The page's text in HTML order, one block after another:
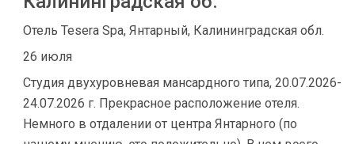
Отель Tesera Spa, Янтарный, Калининградская обл.
26 июля
Студия двухуровневая мансардного типа, 20.07.2026-
24.07.2026 г. Прекрасное расположение отеля.
Немного в отдалении от центра Янтарного (по